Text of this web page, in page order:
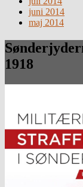
juni 2014
maj 2014
1918